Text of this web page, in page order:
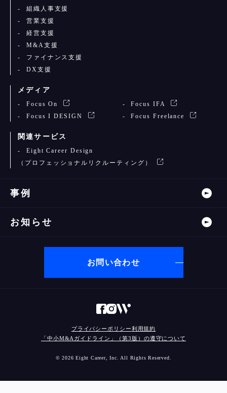
組織人事支援
営業支援
経営支援
M&A支援
ファイナンス支援
DX支援
メディア
Focus On
Focus IFA
Focus I DESIGN
Focus Freelance
関連サービス
Eight Career Design
（プロフェッショナルリクルーティング）
事例
お知らせ
お問い合わせ
プライバシーポリシー利用規約
「中小M&Aガイドライン」（第3版）の遵守について
© 2026 Eight Career, Inc. All Rights Reserved.